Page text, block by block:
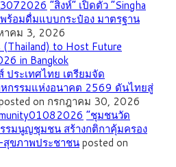
“สิงห์” เปิดตัว “Singha
ร้อมดื่มแบบกระป๋อง มาตรฐาน
าคม 3, 2026
ประเทศไทย เตรียมจัด
กรรมแห่งอนาคต 2569 ดันไทยสู่
on กรกฎาคม 30, 2026
”ชุมชนวัด
รมนูญชุมชน สร้างกติกาคุ้มครอง
ขภาพประชาชนposted on